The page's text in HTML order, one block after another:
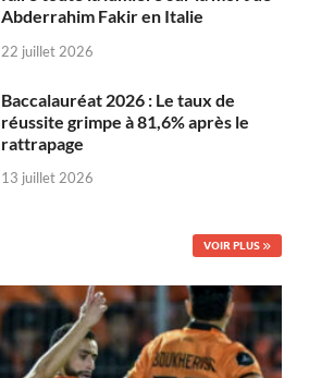
Abderrahim Fakir en Italie
22 juillet 2026
Baccalauréat 2026 : Le taux de
réussite grimpe à 81,6% après le
rattrapage
13 juillet 2026
VOIR PLUS